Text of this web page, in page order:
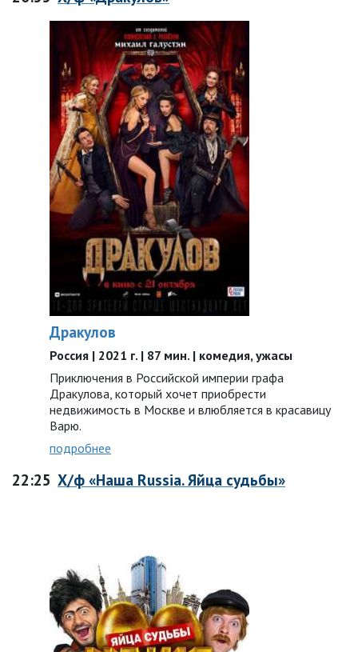
Дракулов
Россия | 2021 г. | 87 мин. | комедия, ужасы
Приключения в Российской империи графа
Дракулова, который хочет приобрести
недвижимость в Москве и влюбляется в красавицу
Варю.
подробнее
22:25 Х/ф «Наша Russia. Яйца судьбы»